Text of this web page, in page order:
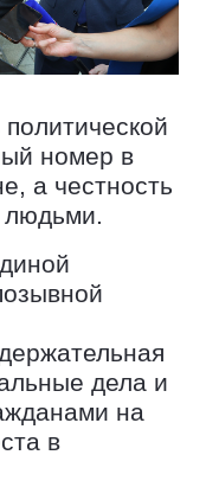
номер в
а честность
людьми.
дела и
на
в